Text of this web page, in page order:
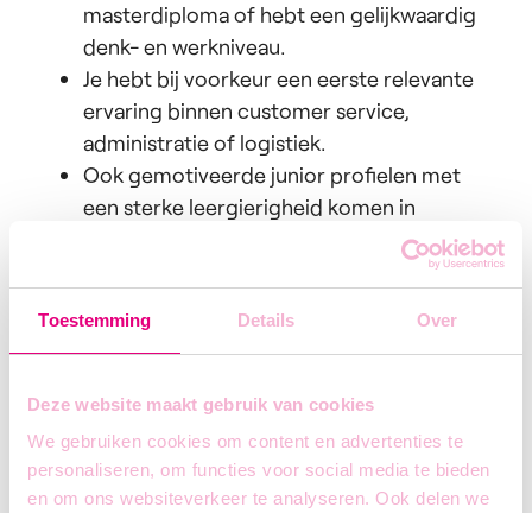
Toestemming Details Over
Deze website maakt gebruik van cookies
We gebruiken cookies om content en advertenties te
personaliseren, om functies voor social media te bieden
en om ons websiteverkeer te analyseren. Ook delen we
masterdiploma of hebt een gelijkwaardig
denk- en werkniveau.
Je hebt bij voorkeur een eerste relevante
ervaring binnen customer service,
administratie of logistiek.
Ook gemotiveerde junior profielen met
een sterke leergierigheid komen in
Je werkt nauwkeurig en hebt oog voor
Je bent organisatorisch sterk en kan vlot
prioriteiten stellen.
Je houdt van een dynamische
werkomgeving en kan goed omgaan met